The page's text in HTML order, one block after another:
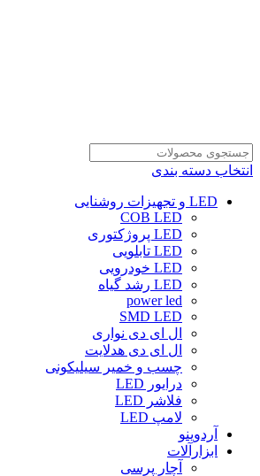
انتخاب دسته بندی
LED و تجهیزات روشنایی
COB LED
LED پروژکتوری
LED تابلویی
LED خودرویی
LED رشد گیاه
power led
SMD LED
ال ای دی نواری
ال ای دی هدلایت
چسب و خمیر سیلیکونی
درایور LED
فلاشر LED
لامپ LED
آردوینو
ابزارآلات
آچار پرسی